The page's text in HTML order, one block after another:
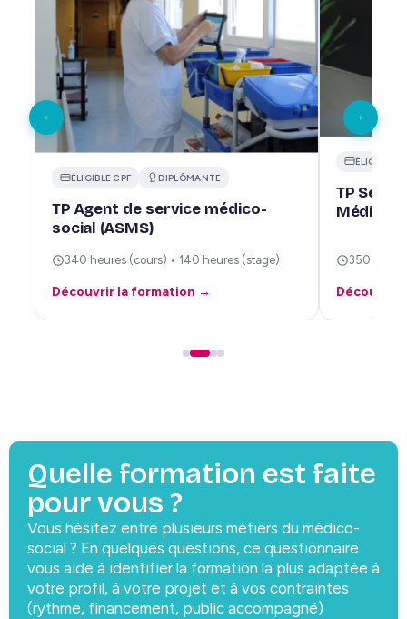
ÉLIGIBLE CPF DIPLÔMANTE
TP Agent de service médico-
social (ASMS)
340 heures (cours) • 140 heures (stage)
Découvrir la formation →
ÉLIGIBLE
TP
Médico-
350
Découvrir
Quelle formation est faite
pour vous ?
Vous hésitez entre plusieurs métiers du médico-
social ? En quelques questions, ce questionnaire
vous aide à identifier la formation la plus adaptée à
votre profil, à votre projet et à vos contraintes
(rythme, financement, public accompagné)